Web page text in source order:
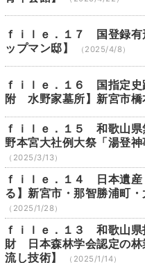
ｆｉｌｅ．１７ 国登録
ップマン邸】
（2025/4/8）
ｆｉｌｅ．１６ 国指定
附 水野家墓所】新宮市橋
ｆｉｌｅ．１５ 和歌山県
野本宮大社例大祭「湯登
（2025/3/13）
ｆｉｌｅ．１４ 日本遺産
る】新宮市・那智勝浦町
（2025/1/28）
ｆｉｌｅ．１３ 和歌山県
財 日本森林学会認定の林
流し技術】
（2025/1/14）